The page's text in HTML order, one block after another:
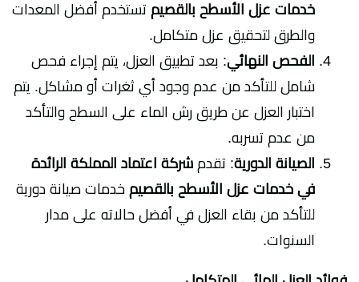
خدمات عزل الأسطح بالقصيم تستخدم أفضل المعدات
والطرق لتحقيق عزل متكامل.
الفحص النهائي: بعد تطبيق العزل، يتم إجراء فحص
شامل للتأكد من عدم وجود أي ثغرات أو مشاكل. يتم
اختبار العزل عن طريق رش الماء على السطح والتأكد
من عدم تسربه.
الصيانة الدورية: تقدم شركة اعتماد المملكة الرائدة
في خدمات عزل الأسطح بالقصيم خدمات صيانة دورية
للتأكد من بقاء العزل في أفضل حالاته على مدار
السنوات.